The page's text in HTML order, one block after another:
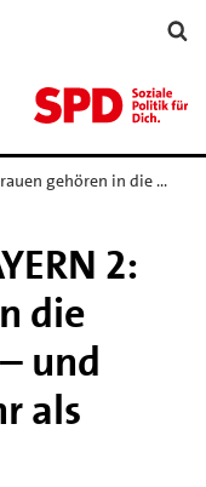
gehören in die …
2:
die
und
als